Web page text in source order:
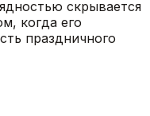
скрывается
когда его
праздничного